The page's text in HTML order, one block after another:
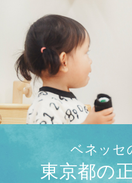
ベネッセ
東京都の